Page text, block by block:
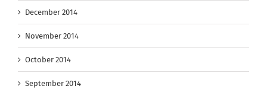
December 2014
November 2014
October 2014
September 2014